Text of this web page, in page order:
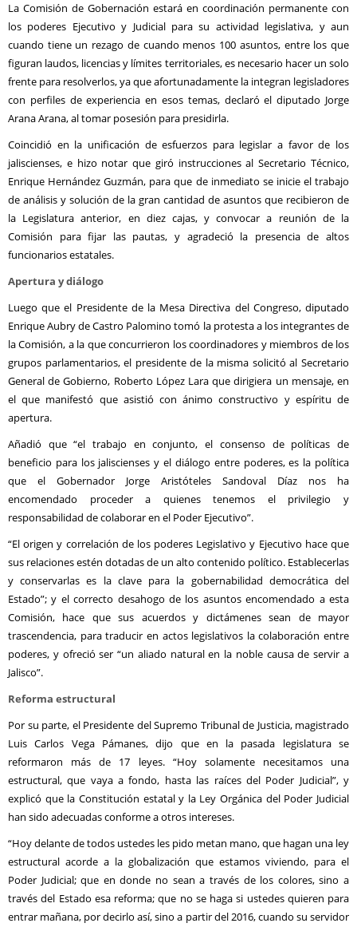
La Comisión de Gobernación estará en coordinación permanente con
los poderes Ejecutivo y Judicial para su actividad legislativa, y aun
cuando tiene un rezago de cuando menos 100 asuntos, entre los que
figuran laudos, licencias y límites territoriales, es necesario hacer un solo
frente para resolverlos, ya que afortunadamente la integran legisladores
con perfiles de experiencia en esos temas, declaró el diputado Jorge
Arana Arana, al tomar posesión para presidirla.
Coincidió en la unificación de esfuerzos para legislar a favor de los
jaliscienses, e hizo notar que giró instrucciones al Secretario Técnico,
Enrique Hernández Guzmán, para que de inmediato se inicie el trabajo
de análisis y solución de la gran cantidad de asuntos que recibieron de
la Legislatura anterior, en diez cajas, y convocar a reunión de la
Comisión para fijar las pautas, y agradeció la presencia de altos
funcionarios estatales.
Apertura y diálogo
Luego que el Presidente de la Mesa Directiva del Congreso, diputado
Enrique Aubry de Castro Palomino tomó la protesta a los integrantes de
la Comisión, a la que concurrieron los coordinadores y miembros de los
grupos parlamentarios, el presidente de la misma solicitó al Secretario
General de Gobierno, Roberto López Lara que dirigiera un mensaje, en
el que manifestó que asistió con ánimo constructivo y espíritu de
apertura.
Añadió que “el trabajo en conjunto, el consenso de políticas de
beneficio para los jaliscienses y el diálogo entre poderes, es la política
que el Gobernador Jorge Aristóteles Sandoval Díaz nos ha
encomendado proceder a quienes tenemos el privilegio y
responsabilidad de colaborar en el Poder Ejecutivo”.
“El origen y correlación de los poderes Legislativo y Ejecutivo hace que
sus relaciones estén dotadas de un alto contenido político. Establecerlas
y conservarlas es la clave para la gobernabilidad democrática del
Estado”; y el correcto desahogo de los asuntos encomendado a esta
Comisión, hace que sus acuerdos y dictámenes sean de mayor
trascendencia, para traducir en actos legislativos la colaboración entre
poderes, y ofreció ser “un aliado natural en la noble causa de servir a
Jalisco”.
Reforma estructural
Por su parte, el Presidente del Supremo Tribunal de Justicia, magistrado
Luis Carlos Vega Pámanes, dijo que en la pasada legislatura se
reformaron más de 17 leyes. “Hoy solamente necesitamos una
estructural, que vaya a fondo, hasta las raíces del Poder Judicial”, y
explicó que la Constitución estatal y la Ley Orgánica del Poder Judicial
han sido adecuadas conforme a otros intereses.
“Hoy delante de todos ustedes les pido metan mano, que hagan una ley
estructural acorde a la globalización que estamos viviendo, para el
Poder Judicial; que en donde no sean a través de los colores, sino a
través del Estado esa reforma; que no se haga si ustedes quieren para
entrar mañana, por decirlo así, sino a partir del 2016, cuando su servidor